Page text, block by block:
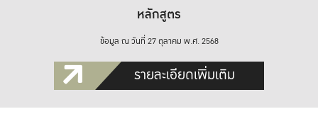
หลักสูตร
ข้อมูล ณ วันที่ 27 ตุลาคม พ.ศ. 2568
รายละเอียดเพิ่มเติม